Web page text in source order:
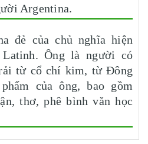
Argentina.
đẻ của chủ nghĩa hiện
Ông là người có
từ cổ chí kim, từ Đông
của ông, bao gồm
thơ, phê bình văn học